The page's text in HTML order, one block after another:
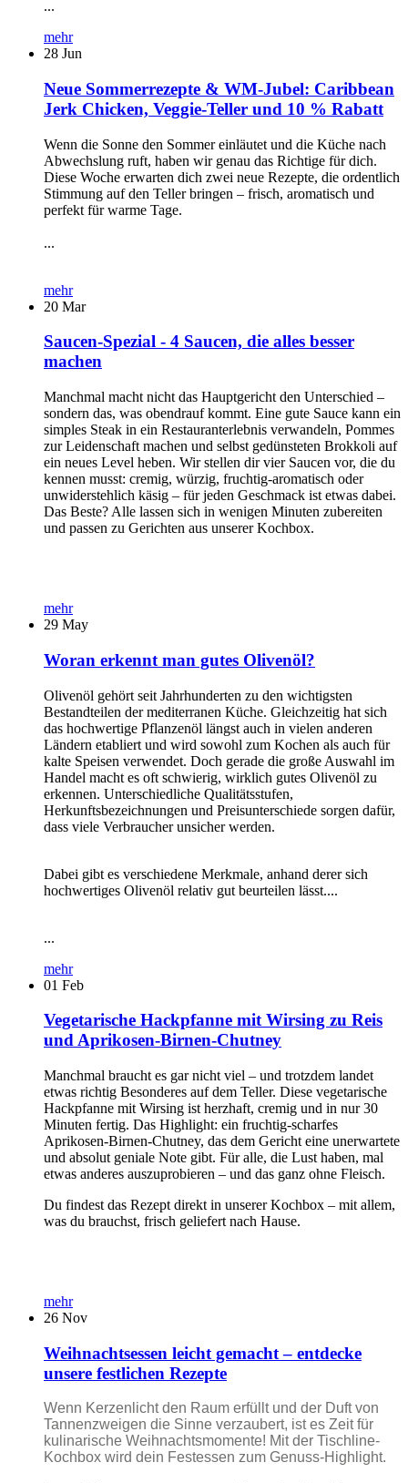
...
mehr
28 Jun
Neue Sommerrezepte & WM-Jubel: Caribbean
Jerk Chicken, Veggie-Teller und 10 % Rabatt
Wenn die Sonne den Sommer einläutet und die Küche nach
Abwechslung ruft, haben wir genau das Richtige für dich.
Diese Woche erwarten dich zwei neue Rezepte, die ordentlich
Stimmung auf den Teller bringen – frisch, aromatisch und
perfekt für warme Tage.
...
mehr
20 Mar
Saucen-Spezial - 4 Saucen, die alles besser
machen
Manchmal macht nicht das Hauptgericht den Unterschied –
sondern das, was obendrauf kommt. Eine gute Sauce kann ein
simples Steak in ein Restauranterlebnis verwandeln, Pommes
zur Leidenschaft machen und selbst gedünsteten Brokkoli auf
ein neues Level heben. Wir stellen dir vier Saucen vor, die du
kennen musst: cremig, würzig, fruchtig-aromatisch oder
unwiderstehlich käsig – für jeden Geschmack ist etwas dabei.
Das Beste? Alle lassen sich in wenigen Minuten zubereiten
und passen zu Gerichten aus unserer Kochbox.
mehr
29 May
Woran erkennt man gutes Olivenöl?
Olivenöl gehört seit Jahrhunderten zu den wichtigsten
Bestandteilen der mediterranen Küche. Gleichzeitig hat sich
das hochwertige Pflanzenöl längst auch in vielen anderen
Ländern etabliert und wird sowohl zum Kochen als auch für
kalte Speisen verwendet. Doch gerade die große Auswahl im
Handel macht es oft schwierig, wirklich gutes Olivenöl zu
erkennen. Unterschiedliche Qualitätsstufen,
Herkunftsbezeichnungen und Preisunterschiede sorgen dafür,
dass viele Verbraucher unsicher werden.
Dabei gibt es verschiedene Merkmale, anhand derer sich
hochwertiges Olivenöl relativ gut beurteilen lässt....
...
mehr
01 Feb
Vegetarische Hackpfanne mit Wirsing zu Reis
und Aprikosen-Birnen-Chutney
Manchmal braucht es gar nicht viel – und trotzdem landet
etwas richtig Besonderes auf dem Teller. Diese vegetarische
Hackpfanne mit Wirsing ist herzhaft, cremig und in nur 30
Minuten fertig. Das Highlight: ein fruchtig-scharfes
Aprikosen-Birnen-Chutney, das dem Gericht eine unerwartete
und absolut geniale Note gibt. Für alle, die Lust haben, mal
etwas anderes auszuprobieren – und das ganz ohne Fleisch.
Du findest das Rezept direkt in unserer Kochbox – mit allem,
was du brauchst, frisch geliefert nach Hause.
mehr
26 Nov
Weihnachtsessen leicht gemacht – entdecke
unsere festlichen Rezepte
Wenn Kerzenlicht den Raum erfüllt und der Duft von
Tannenzweigen die Sinne verzaubert, ist es Zeit für
kulinarische Weihnachtsmomente! Mit der Tischline-
Kochbox wird dein Festessen zum Genuss-Highlight.